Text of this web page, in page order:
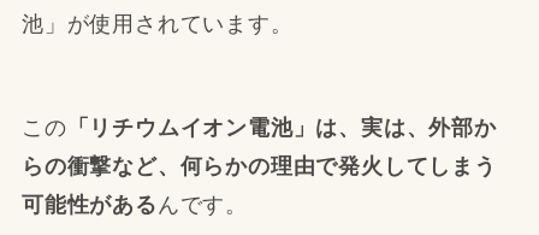
池」が使用されています。
この 「リチウムイオン電池」は、実は、外部か
らの衝撃など、何らかの理由で発火してしまう
可能性がある んです。